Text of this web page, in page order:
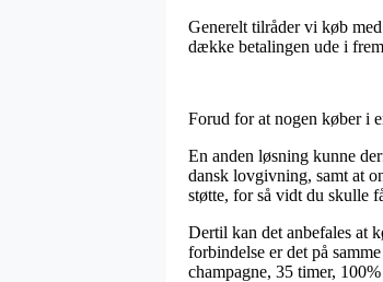
Generelt tilråder vi køb
dække betalingen ude i
Forud for at nogen køber i
En anden løsning kunne
dansk lovgivning, samt at
støtte, for så vidt du skulle
Dertil kan det anbefales at
forbindelse er det på
champagne, 35 timer,